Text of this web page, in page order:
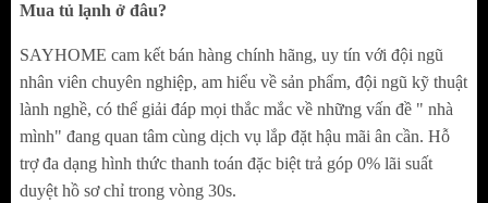
Bên trong,hệ thống đèn LEDhiện đại chiếu
sáng các ngăn tủ, mang lại ánh sáng dịu nhẹ,
Mua tủ lạnh ở đâu?
SAYHOME cam kết bán hàng chính hãng, uy tín với đội ngũ
nhân viên chuyên nghiệp, am hiểu về sản phẩm, đội ngũ kỹ thuật
lành nghề, có thể giải đáp mọi thắc mắc về những vấn đề " nhà
mình" đang quan tâm cùng dịch vụ lắp đặt hậu mãi ân cần. Hỗ
trợ đa dạng hình thức thanh toán đặc biệt trả góp 0% lãi suất
duyệt hồ sơ chỉ trong vòng 30s.